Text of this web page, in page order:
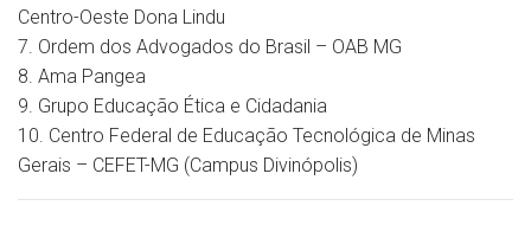
Centro-Oeste Dona Lindu
7. Ordem dos Advogados do Brasil – OAB MG
8. Ama Pangea
9. Grupo Educação Ética e Cidadania
10. Centro Federal de Educação Tecnológica de Minas
Gerais – CEFET-MG (Campus Divinópolis)